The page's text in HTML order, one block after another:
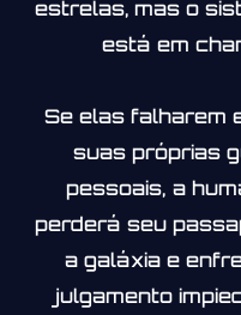
estrelas, mas o
está em
Se elas falharem
suas próprias
pessoais, a
perderá seu
a galáxia e
julgamento